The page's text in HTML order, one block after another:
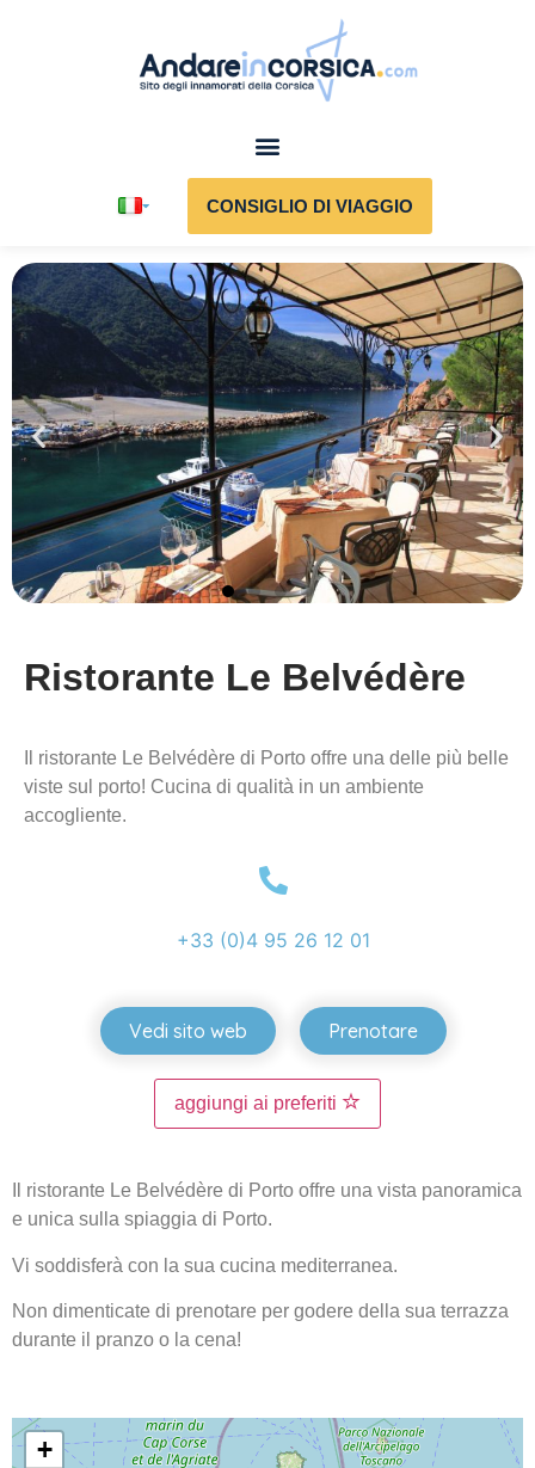
CONSIGLIO DI VIAGGIO
Ristorante Le Belvédère
Il ristorante Le Belvédère di Porto offre una delle più belle
viste sul porto! Cucina di qualità in un ambiente
accogliente.
+33 (0)4 95 26 12 01
Vedi sito web Prenotare
aggiungi ai preferiti
Il ristorante Le Belvédère di Porto offre una vista panoramica
e unica sulla spiaggia di Porto.
Vi soddisferà con la sua cucina mediterranea.
Non dimenticate di prenotare per godere della sua terrazza
durante il pranzo o la cena!
+